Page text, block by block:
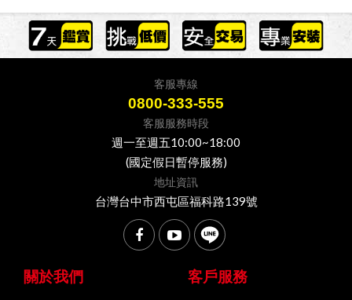
客服專線
0800-333-555
客服服務時段
週一至週五10:00~18:00
(國定假日暫停服務)
地址資訊
台灣台中市西屯區福科路139號
關於我們 客戶服務